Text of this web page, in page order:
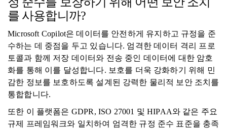
를 사용합니까?
Microsoft Copilot은 데이터를 안전하게 유지하고 규정을 준
수하는 데 중점을 두고 있습니다. 엄격한 데이터 격리 프로
토콜과 함께 저장 데이터와 전송 중인 데이터에 대한 암호
화를 통해 이를 달성합니다. 보호를 더욱 강화하기 위해 민
감한 정보를 보호하도록 설계된 강력한 물리적 보안 조치를
통합합니다.
또한 이 플랫폼은 GDPR, ISO 27001 및 HIPAA와 같은 주요
규제 프레임워크와 일치하여 엄격한 규정 준수 표준을 충족